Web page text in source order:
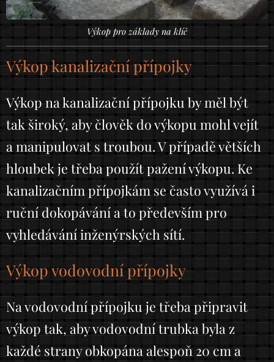
Výkop pro základy na klíč
Výkop kanalizační přípojky
Výkop na kanalizační přípojku by měl být
tak široký, aby člověk do výkopu mohl vejít
a manipulovat s troubou. V případě větších
hloubek je třeba použít pažení výkopu. Ke
kanalizačním přípojkám se často využívá i
ruční dokopávání a to především pro
vyhledávání inženýrských sítí.
Výkop vodovodní přípojky
Na vodovodní přípojku je třeba připravit
výkop tak, aby vodovodní trubka byla z
každé strany obkopána alespoň 20 cm a